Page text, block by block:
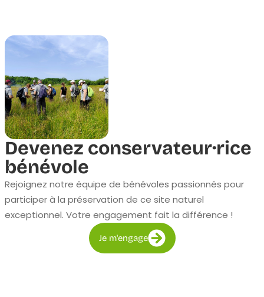
Devenez conservateur·rice
bénévole
Rejoignez notre équipe de bénévoles passionnés pour
participer à la préservation de ce site naturel
exceptionnel. Votre engagement fait la différence !
Je m'engage